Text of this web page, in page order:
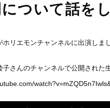
ついて話を
リエモンチャンネルに出演しまし
子さんのチャンネルで公開された
「追加」ボタンで友だち追加を